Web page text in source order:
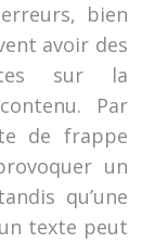
bien
avoir des
sur la
Par
de frappe
un
qu’une
texte peut